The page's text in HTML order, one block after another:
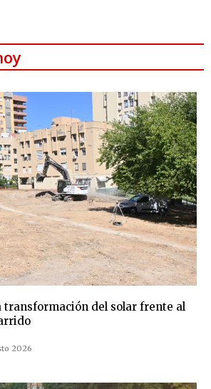
transformación del solar frente al
2026